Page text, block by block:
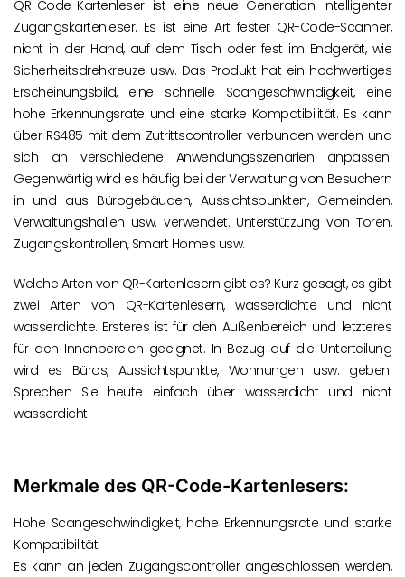
QR-Code-Kartenleser ist eine neue Generation intelligenter
Zugangskartenleser. Es ist eine Art fester QR-Code-Scanner,
nicht in der Hand, auf dem Tisch oder fest im Endgerät, wie
Sicherheitsdrehkreuze usw. Das Produkt hat ein hochwertiges
Erscheinungsbild, eine schnelle Scangeschwindigkeit, eine
hohe Erkennungsrate und eine starke Kompatibilität. Es kann
über RS485 mit dem Zutrittscontroller verbunden werden und
sich an verschiedene Anwendungsszenarien anpassen.
Gegenwärtig wird es häufig bei der Verwaltung von Besuchern
in und aus Bürogebäuden, Aussichtspunkten, Gemeinden,
Verwaltungshallen usw. verwendet. Unterstützung von Toren,
Zugangskontrollen, Smart Homes usw.
Welche Arten von QR-Kartenlesern gibt es? Kurz gesagt, es gibt
zwei Arten von QR-Kartenlesern, wasserdichte und nicht
wasserdichte. Ersteres ist für den Außenbereich und letzteres
für den Innenbereich geeignet. In Bezug auf die Unterteilung
wird es Büros, Aussichtspunkte, Wohnungen usw. geben.
Sprechen Sie heute einfach über wasserdicht und nicht
wasserdicht.
Merkmale des QR-Code-Kartenlesers:
Hohe Scangeschwindigkeit, hohe Erkennungsrate und starke
Kompatibilität
Es kann an jeden Zugangscontroller angeschlossen werden,